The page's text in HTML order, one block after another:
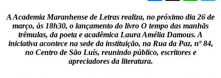
A Academia Maranhense de Letras realiza, no próximo dia 26 de
março, às 18h30, o lançamento do livro O tempo das manhãs
trêmulas, da poeta e acadêmica Laura Amélia Damous. A
iniciativa acontece na sede da instituição, na Rua da Paz, nº 84,
no Centro de São Luís, reunindo público, escritores e
apreciadores da literatura.